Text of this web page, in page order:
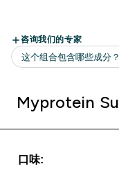
Myprotein
口味: